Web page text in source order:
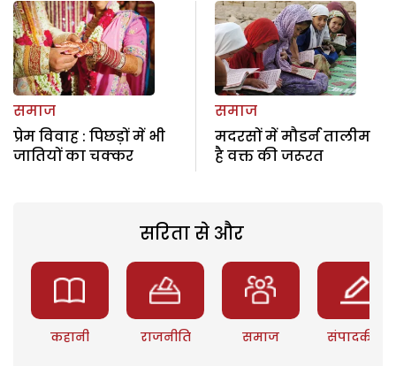
समाज
प्रेम विवाह : पिछड़ों में भी
जातियों का चक्कर
समाज
मदरसों में मौडर्न तालीम
है वक्त की जरूरत
सरिता से और
कहानी राजनीति समाज संपादकीय